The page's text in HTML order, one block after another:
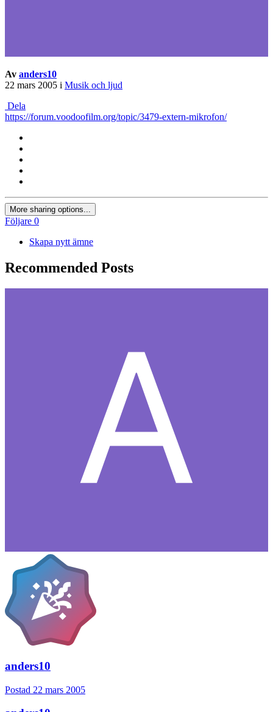
Av anders10
22 mars 2005 i Musik och ljud
Dela
https://forum.voodoofilm.org/topic/3479-extern-mikrofon/
More sharing options...
Följare 0
Skapa nytt ämne
Recommended Posts
anders10
Postad 22 mars 2005